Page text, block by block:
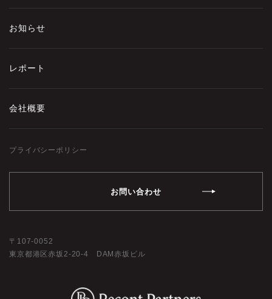
107-0052
東京都港区赤坂2-20-4 DAM赤坂ビル
お問い合わせ
お知らせ
レポート
会社概要
プライバシーポリシー